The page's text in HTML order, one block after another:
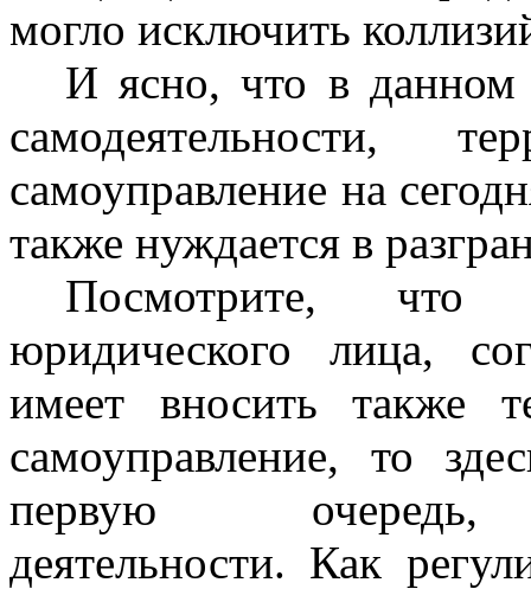
могло исключить
И ясно, что в данном
самодеятельности,
самоуправление на
также нуждается в
Посмотрите, что
юридического лица,
имеет вносить также
самоуправление, то
первую очередь,
деятельности. Как